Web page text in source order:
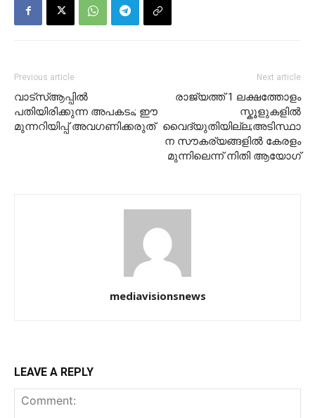
Previous article
വാട്‌സ്ആപ്പിൽ
പതിയിരിക്കുന്ന അപകടം; ഈ
മുന്നറിയിപ്പ് അവഗണിക്കരുത്
Next article
രാജ്യത്ത് 1 ലക്ഷത്തോളം
സ്കൂളുകളിൽ
വൈദ്യുതിയില്ല;അടിസ്ഥാ
ന സൗകര്യങ്ങളിൽ കേരളം
മുന്നിലെന്ന് നിതി ആയോഗ്
mediavisionsnews
LEAVE A REPLY